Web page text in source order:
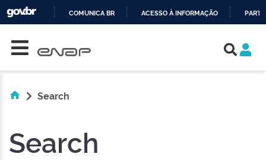
COMUNICA BR ACESSO À INFORMAÇÃO
Search
Search